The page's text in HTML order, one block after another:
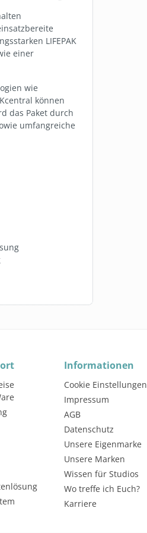
LIFEPAK
einer
wie
können
das Paket durch
umfangreiche
19,95 €*
In den Warenkorb
Informationen
Cookie Einstellungen
Impressum
AGB
Datenschutz
Unsere Eigenmarke
Unsere Marken
Wissen für Studios
Wo treffe ich Euch?
Karriere